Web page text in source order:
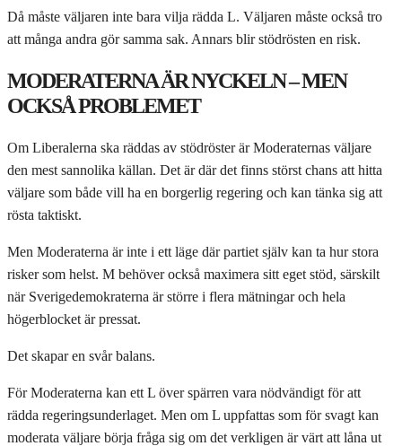
Då måste väljaren inte bara vilja rädda L. Väljaren måste också tro
att många andra gör samma sak. Annars blir stödrösten en risk.
MODERATERNA ÄR NYCKELN – MEN
OCKSÅ PROBLEMET
Om Liberalerna ska räddas av stödröster är Moderaternas väljare
den mest sannolika källan. Det är där det finns störst chans att hitta
väljare som både vill ha en borgerlig regering och kan tänka sig att
rösta taktiskt.
Men Moderaterna är inte i ett läge där partiet själv kan ta hur stora
risker som helst. M behöver också maximera sitt eget stöd, särskilt
när Sverigedemokraterna är större i flera mätningar och hela
högerblocket är pressat.
Det skapar en svår balans.
För Moderaterna kan ett L över spärren vara nödvändigt för att
rädda regeringsunderlaget. Men om L uppfattas som för svagt kan
moderata väljare börja fråga sig om det verkligen är värt att låna ut